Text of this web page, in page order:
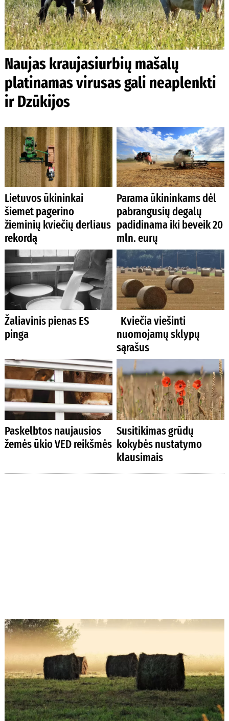
Naujas kraujasiurbių mašalų
platinamas virusas gali neaplenkti
ir Dzūkijos
Lietuvos ūkininkai
šiemet pagerino
žieminių kviečių derliaus
rekordą
Parama ūkininkams dėl
pabrangusių degalų
padidinama iki beveik 20
mln. eurų
Žaliavinis pienas ES
pinga
Kviečia viešinti
nuomojamų sklypų
sąrašus
Paskelbtos naujausios
žemės ūkio VED reikšmės
Susitikimas grūdų
kokybės nustatymo
klausimais